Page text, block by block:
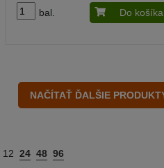
bal. Do košíka
12 24 48 96